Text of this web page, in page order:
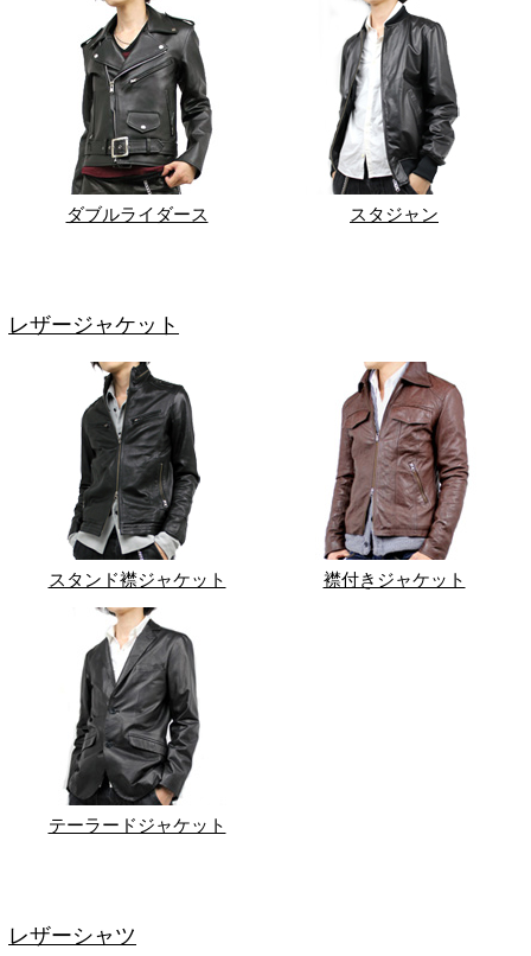
ダブルライダース スタジャン
レザージャケット
スタンド襟ジャケット 襟付きジャケット
テーラードジャケット
レザーシャツ